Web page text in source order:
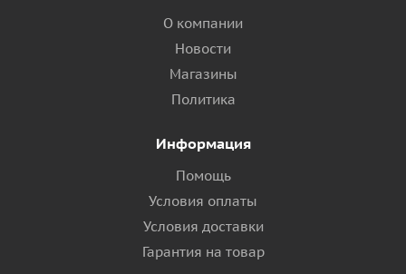
О компании
Новости
Магазины
Политика
Информация
Помощь
Условия оплаты
Условия доставки
Гарантия на товар